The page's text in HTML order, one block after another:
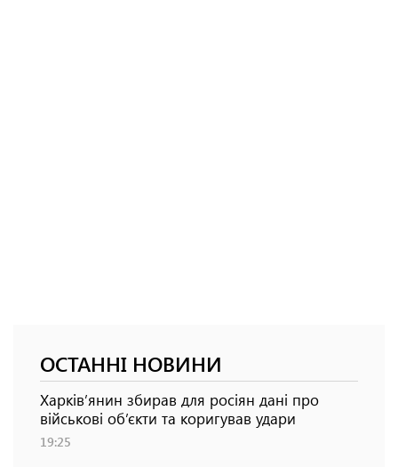
ОСТАННІ НОВИНИ
Харків’янин збирав для росіян дані про
військові об’єкти та коригував удари
19:25